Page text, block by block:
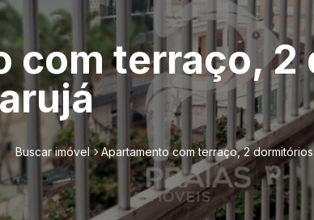
com terraço,
Buscar imóvel Apartamento com terraço, 2